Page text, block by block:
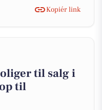
Kopiér link
til salg i
til